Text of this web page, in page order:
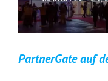
PartnerGate auf